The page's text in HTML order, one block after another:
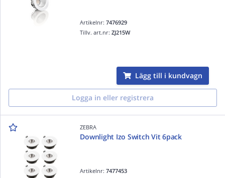
Artikelnr:7476929
Tillv. art.nr:ZJ215W
Lägg till i kundvagn
Logga in eller registrera
ZEBRA
Downlight Izo Switch Vit 6pack
Artikelnr:7477453